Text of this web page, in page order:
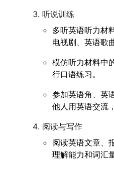
听说训练
多听英语听力材
电视剧、英语歌
模仿听力材料中
行口语练习。
参加英语角、英
他人用英语交流
阅读与写作
阅读英语文章、
理解能力和词汇量